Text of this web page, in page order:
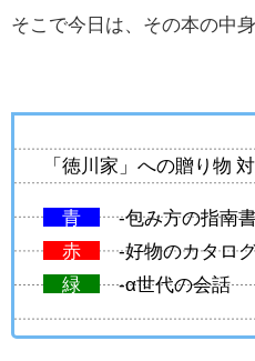
そこで今日は、その本の中
「徳川家」への贈り物
青
-包み方の指南
赤
-好物のカタロ
緑
-α世代の会話